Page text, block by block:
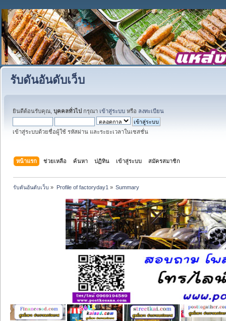
รับดันอันดับเว็บ
ยินดีต้อนรับคุณ, บุคคลทั่วไป กรุณา เข้าสู่ระบบ หรือ ลงทะเบียน
เข้าสู่ระบบด้วยชื่อผู้ใช้ รหัสผ่าน และระยะเวลาในเซสชั่น
หน้าแรก ช่วยเหลือ ค้นหา ปฏิทิน เข้าสู่ระบบ สมัครสมาชิก
รับดันอันดับเว็บ » Profile of factoryday1 » Summary